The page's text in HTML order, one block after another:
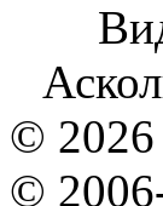
© 2026
©